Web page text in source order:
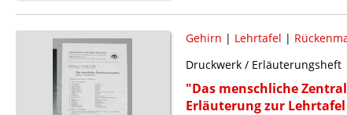
Gehirn | Lehrtafel |
Druckwerk / Erläuterungsheft
"Das menschliche
Erläuterung zur Lehrtafel